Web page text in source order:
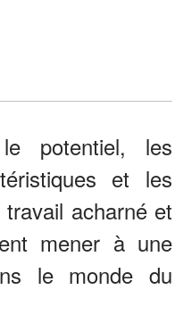
potentiel, les
et les
acharné et
mener à une
le monde du